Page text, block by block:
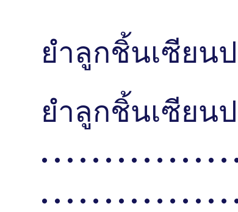
ยำลูกชิ้นเซียน
ยำลูกชิ้นเซียนปล
. . . . . . . . . . . . . .
. . . . . . . . . . . . . .